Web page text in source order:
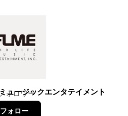
ュージックエンタテイメント
ォロワー
フォロー